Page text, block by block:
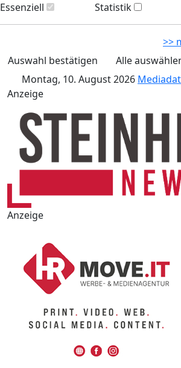
Essenziell
Statistik
>>
Auswahl bestätigen
Alle
Montag, 10. August 2026
Anzeige
Anzeige